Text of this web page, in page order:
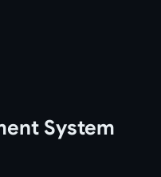
System